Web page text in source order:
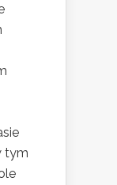
tym